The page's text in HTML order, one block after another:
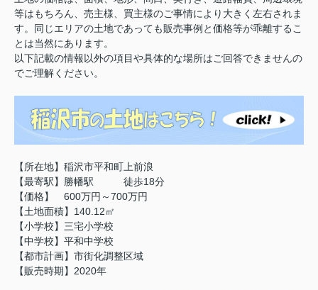
等はもちろん、売主様、買主様のご事情により大きく左右されま
す。同じエリアの土地であっても販売事例と価格等が乖離するこ
とは当然にあります。
以下記載の情報以外の項目や具体的な場所はご回答できませんの
でご理解ください。
【所在地】稲沢市平和町上前浪
【最寄駅】勝幡駅 徒歩18分
【価格】 600万円～700万円
【土地面積】140.12㎡
【小学校】三宅小学校
【中学校】平和中学校
【都市計画】市街化調整区域
【販売時期】2020年